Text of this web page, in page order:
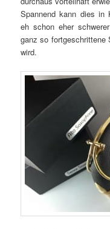
Spannend kann dies in
eh schon eher
ganz so fortgeschrittene
wird.